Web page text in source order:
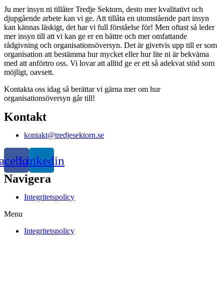
Ju mer insyn ni tillåter Tredje Sektorn, desto mer kvalitativt och
djupgående arbete kan vi ge. Att tillåta en utomstående part insyn
kan kännas läskigt, det har vi full förståelse för! Men oftast så leder
mer insyn till att vi kan ge er en bättre och mer omfattande
rådgivning och organisationsöversyn. Det är givetvis upp till er som
organisation att bestämma hur mycket eller hur lite ni är bekväma
med att anförtro oss. Vi lovar att alltid ge er ett så adekvat stöd som
möjligt, oavsett.
Kontakta oss idag så berättar vi gärna mer om hur
organisationsöversyn går till!
Kontakt
kontakt@tredjesektorn.se
Linkedin
Navigera
Integritetspolicy
Menu
Integritetspolicy